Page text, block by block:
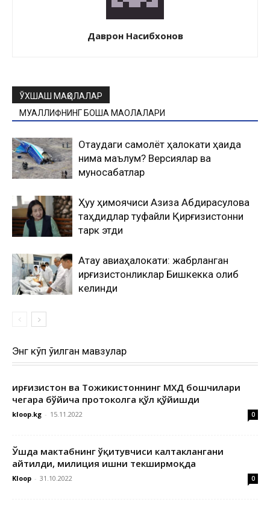
Даврон Насибхонов
ЎХШАШ МАҚОЛАЛАР
МУАЛЛИФНИНГ БОШҚА МАҚОЛАЛАРИ
Оқтаудаги самолёт ҳалокати ҳақида
нима маълум? Версиялар ва
муносабатлар
Ҳуқуқ ҳимоячиси Азиза Абдирасулова
таҳдидлар туфайли Қирғизистонни
тарк этди
Ақтау авиаҳалокати: жабрланган
қирғизистонликлар Бишкекка олиб
келинди
Энг кўп ўқилган мавзулар
Қирғизистон ва Тожикистоннинг МХДҚ бошчилари
чегара бўйича протоколга қўл қўйишди
kloop.kg - 15.11.2022 0
Ўшда мактабнинг ўқитувчиси калтаклангани
айтилди, милиция ишни текширмоқда
Kloop - 31.10.2022 0